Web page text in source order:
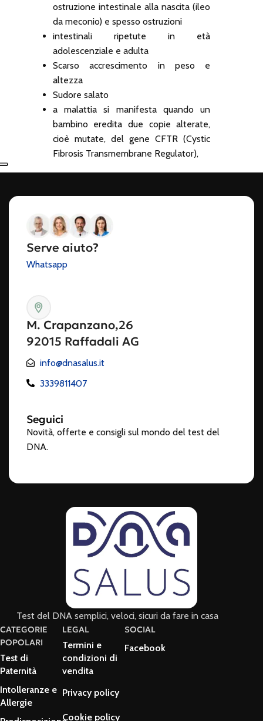
ostruzione intestinale alla nascita (ileo
da meconio) e spesso ostruzioni
intestinali ripetute in età
adolescenziale e adulta
Scarso accrescimento in peso e
altezza
Sudore salato
a malattia si manifesta quando un
bambino eredita due copie alterate,
cioè mutate, del gene CFTR (Cystic
Fibrosis Transmembrane Regulator),
Serve aiuto?
Whatsapp
M. Crapanzano,26
92015 Raffadali AG
info@dnasalus.it
3339811407
Seguici
Novità, offerte e consigli sul mondo del test del
DNA.
Test del DNA semplici, veloci, sicuri da fare in casa
CATEGORIE
POPOLARI
Test di
Paternità
Intolleranze e
Allergie
LEGAL
Termini e
condizioni di
vendita
Privacy policy
Cookie policy
SOCIAL
Facebook